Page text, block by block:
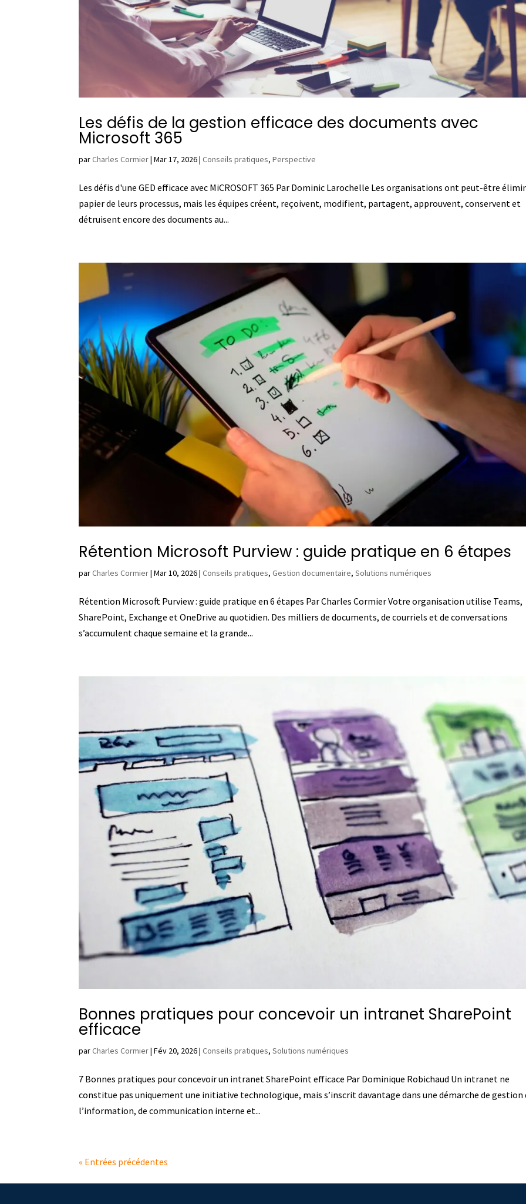
Les défis de la gestion efficace des documents avec
Microsoft 365
parCharles Cormier|Mar 17, 2026|Conseils pratiques,Perspective
Les défis d'une GED efficace avec MiCROSOFT 365 Par Dominic Larochelle Les organisations ont peut-être
papier de leurs processus, mais les équipes créent, reçoivent, modifient, partagent, approuvent, conservent et
détruisent encore des documents au...
Rétention Microsoft Purview : guide pratique en 6 étapes
parCharles Cormier|Mar 10, 2026|Conseils pratiques,Gestion documentaire,Solutions numériques
Rétention Microsoft Purview : guide pratique en 6 étapes Par Charles Cormier Votre organisation utilise Teams,
SharePoint, Exchange et OneDrive au quotidien. Des milliers de documents, de courriels et de conversations
s’accumulent chaque semaine et la grande...
Bonnes pratiques pour concevoir un intranet SharePoint
efficace
parCharles Cormier|Fév 20, 2026|Conseils pratiques,Solutions numériques
7 Bonnes pratiques pour concevoir un intranet SharePoint efficace Par Dominique Robichaud Un intranet ne
constitue pas uniquement une initiative technologique, mais s’inscrit davantage dans une démarche de gestion
l’information, de communication interne et...
« Entrées précédentes